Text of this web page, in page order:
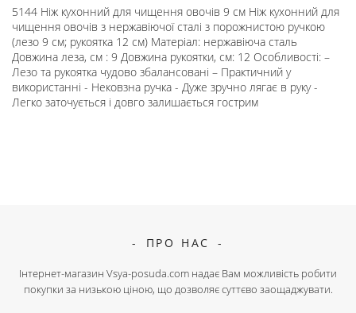
5144 Ніж кухонний для чищення овочів 9 см Ніж кухонний для
чищення овочів з нержавіючої сталі з порожнистою ручкою
(лезо 9 см; рукоятка 12 см) Матеріал: нержавіюча сталь
Довжина леза, см : 9 Довжина рукоятки, см: 12 Особливості: –
Лезо та рукоятка чудово збалансовані – Практичний у
використанні - Нековзна ручка - Дуже зручно лягає в руку -
Легко заточується і довго залишається гострим
ПРО НАС
Інтернет-магазин Vsya-posuda.com надає Вам можливість робити
покупки за низькою ціною, що дозволяє суттєво заощаджувати.